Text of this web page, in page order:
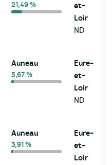
21,49 %
et-
Loir
ND
Auneau
5,67 %
Eure-
et-
Loir
ND
Auneau
3,91 %
Eure-
et-
Loir